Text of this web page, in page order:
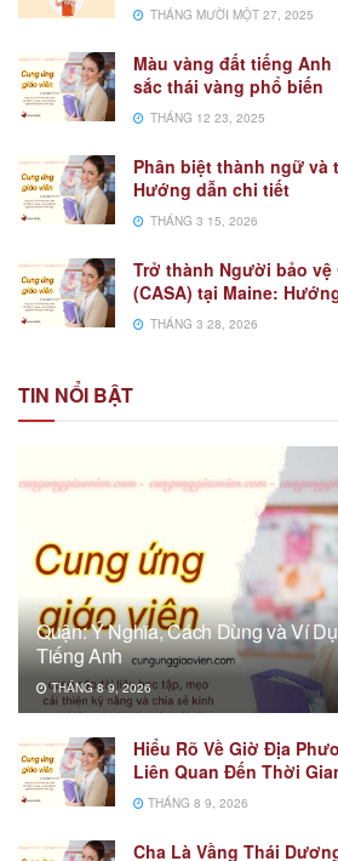
THÁNG MƯỜI MỘT 27, 2025
Màu vàng đất tiếng
sắc thái vàng phổ biến
THÁNG 12 23, 2025
Phân biệt thành ngữ và
Hướng dẫn chi tiết
THÁNG 3 15, 2026
Trở thành Người bảo vệ
(CASA) tại Maine:
THÁNG 3 28, 2026
TIN NỔI BẬT
Quận: Ý Nghĩa, Cách Dùng và Ví
Tiếng Anh
THÁNG 8 9, 2026
Hiểu Rõ Về Giờ Địa
Liên Quan Đến Thời
THÁNG 8 9, 2026
Cha Là Vầng Thái